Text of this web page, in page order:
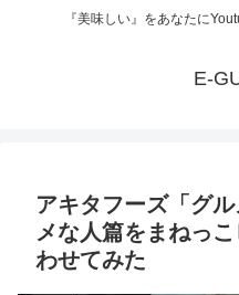
『美味しい』をあなたに
E-
アキタフーズ「グ
メな人篇をまねっ
わせてみた